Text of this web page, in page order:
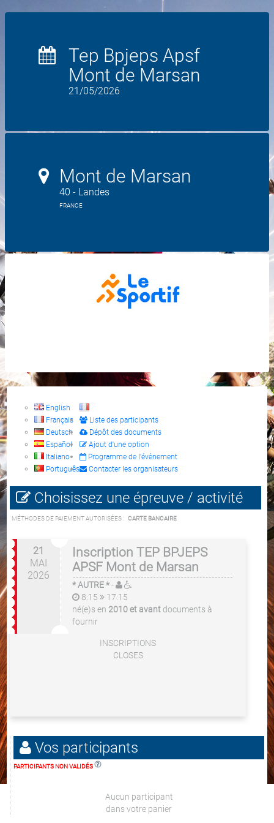
Tep Bpjeps Apsf
Mont de Marsan
21/05/2026
Mont de Marsan
40 - Landes
FRANCE
English
Français
Deutsch
Español
Italiano
Português
Liste des participants
Dépôt des documents
Ajout d'une option
Programme de l'évènement
Contacter les organisateurs
Choisissez une épreuve / activité
MÉTHODES DE PAIEMENT AUTORISÉES : CARTE BANCAIRE
21
MAI
2026
Inscription TEP BPJEPS
APSF Mont de Marsan
* AUTRE *-
8:15
17:15
né(e)s en 2010 et avant documents à
fournir
INSCRIPTIONS
CLOSES
Vos participants
PARTICIPANTS NON VALIDÉS
Aucun participant
dans votre panier